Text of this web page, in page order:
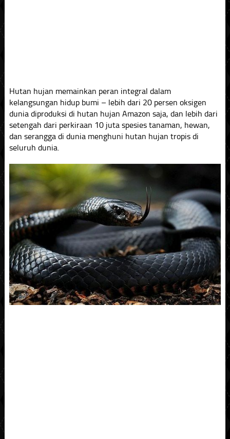
Hutan hujan memainkan peran integral dalam
kelangsungan hidup bumi – lebih dari 20 persen oksigen
dunia diproduksi di hutan hujan Amazon saja, dan lebih dari
setengah dari perkiraan 10 juta spesies tanaman, hewan,
dan serangga di dunia menghuni hutan hujan tropis di
seluruh dunia.